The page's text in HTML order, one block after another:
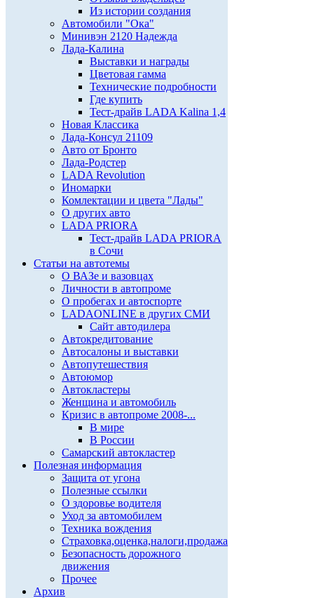
Из истории создания
Автомобили "Ока"
Минивэн 2120 Надежда
Лада-Калина
Выставки и награды
Цветовая гамма
Технические подробности
Где купить
Тест-драйв LADA Kalina 1,4
Новая Классика
Лада-Консул 21109
Авто от Бронто
Лада-Родстер
LADA Revolution
Иномарки
Комлектации и цвета "Лады"
О других авто
LADA PRIORA
Тест-драйв LADA PRIORA
в Сочи
Статьи на автотемы
О ВАЗе и вазовцах
Личности в автопроме
О пробегах и автоспорте
LADAONLINE в других СМИ
Сайт автодилера
Автокредитование
Автосалоны и выставки
Автопутешествия
Автоюмор
Автокластеры
Женщина и автомобиль
Кризис в автопроме 2008-...
В мире
В России
Самарский автокластер
Полезная информация
Защита от угона
Полезные ссылки
О здоровье водителя
Уход за автомобилем
Техника вождения
Страховка,оценка,налоги,продажа
Безопасность дорожного
движения
Прочее
Архив